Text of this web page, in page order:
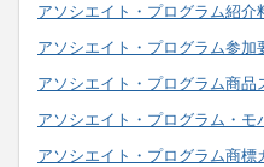
アソシエイト・プログラム紹介
アソシエイト・プログラム参加
アソシエイト・プログラム商品
アソシエイト・プログラム・
アソシエイト・プログラム商標